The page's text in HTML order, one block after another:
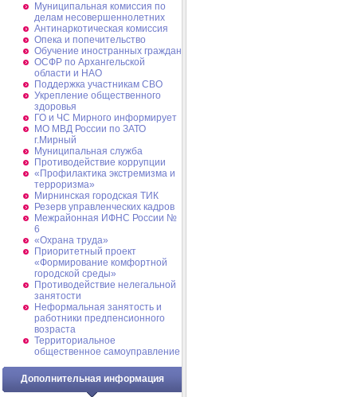
Муниципальная комиссия по
делам несовершеннолетних
Антинаркотическая комиссия
Опека и попечительство
Обучение иностранных граждан
ОСФР по Архангельской
области и НАО
Поддержка участникам СВО
Укрепление общественного
здоровья
ГО и ЧС Мирного информирует
МО МВД России по ЗАТО
г.Мирный
Муниципальная cлужба
Противодействие коррупции
«Профилактика экстремизма и
терроризма»
Мирнинская городская ТИК
Резерв управленческих кадров
Межрайонная ИФНС России №
6
«Охрана труда»
Приоритетный проект
«Формирование комфортной
городской среды»
Противодействие нелегальной
занятости
Неформальная занятость и
работники предпенсионного
возраста
Территориальное
общественное самоуправление
Дополнительная информация